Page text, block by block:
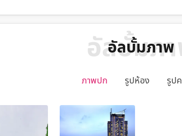
อัลบั้มภ
อัลบั้มภาพ
ภาพปก รูปห้อง รูป